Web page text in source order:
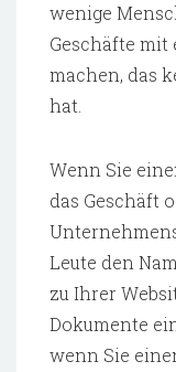
wenige
Geschäfte mit
machen, das
hat.
Wenn Sie
das Geschäft
Leute den
zu Ihrer
Dokumente
wenn Sie